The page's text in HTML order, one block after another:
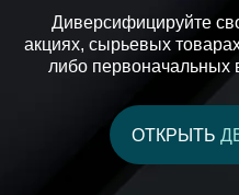
Диверсифицируйте
акциях, сырьевых
либо первоначальных
ОТКРЫТЬ